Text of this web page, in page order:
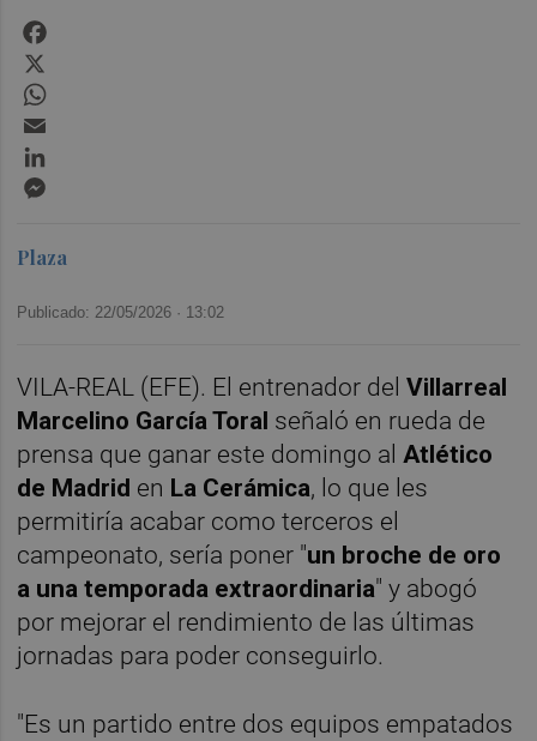
Plaza
Publicado: 22/05/2026 · 13:02
VILA-REAL (EFE). El entrenador delVillarreal
Marcelino García Toral señaló en rueda de
prensa que ganar este domingo al Atlético
de Madrid en La Cerámica, lo que les
permitiría acabar como terceros el
campeonato, sería poner "un broche de oro
a una temporada extraordinaria" y abogó
por mejorar el rendimiento de las últimas
jornadas para poder conseguirlo.
"Es un partido entre dos equipos empatados